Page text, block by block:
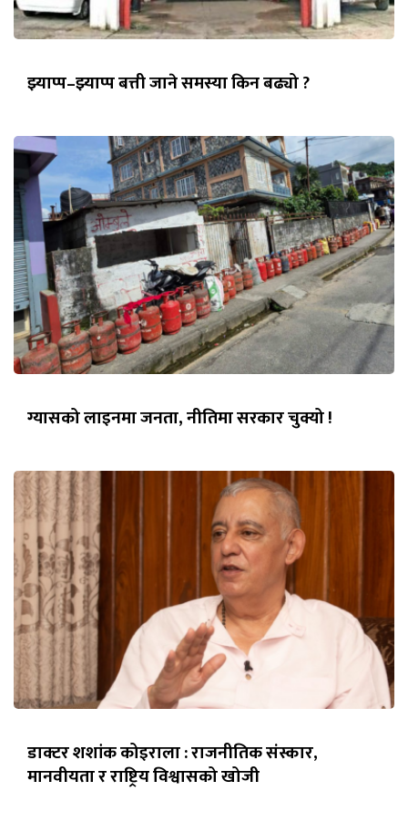
झ्याप्प–झ्याप्प बत्ती जाने समस्या किन बढ्यो ?
ग्यासको लाइनमा जनता, नीतिमा सरकार चुक्यो !
डाक्टर शशांक कोइराला : राजनीतिक संस्कार,
मानवीयता र राष्ट्रिय विश्वासको खोजी